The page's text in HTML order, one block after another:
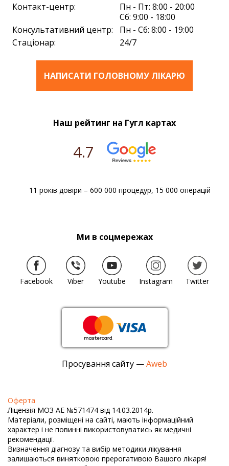
Контакт-центр:
Пн - Пт: 8:00 - 20:00
Сб: 9:00 - 18:00
Консультативний центр:
Пн - Сб: 8:00 - 19:00
Стаціонар:
24/7
НАПИСАТИ ГОЛОВНОМУ ЛІКАРЮ
Оферта
Ліцензія МОЗ АЕ №571474 від 14.03.2014р.
Матеріали, розміщені на сайті, мають інформаційний
характер і не повинні використовуватись як медичні
рекомендації.
Визначення діагнозу та вибір методики лікування
залишаються винятковою прерогативою Вашого лікаря!
Наш рейтинг на Гугл картах
4.7
11 років довіри – 600 000 процедур, 15 000 операцій
Ми в соцмережах
Facebook Viber Youtube Instagram Twitter
Просування сайту —Aweb